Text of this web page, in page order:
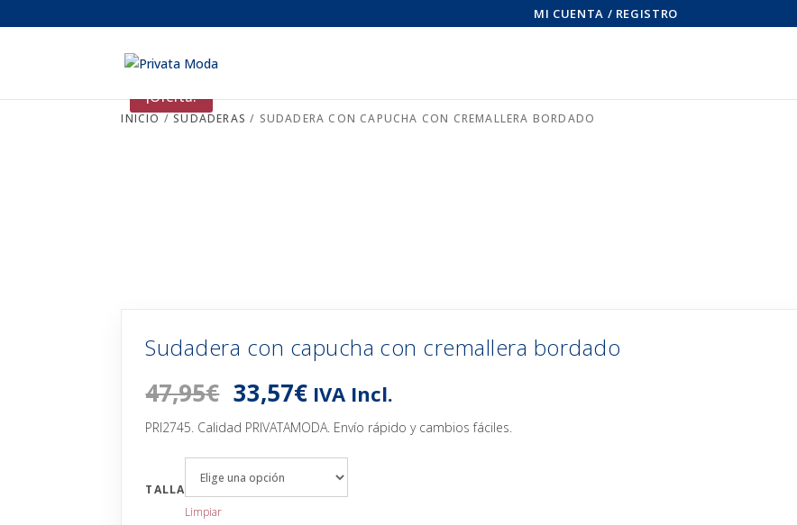
MI CUENTA / REGISTRO
INICIO /SUDADERAS / SUDADERA CON CAPUCHA CON CREMALLERA BORDADO
¡Oferta!
Sudadera con capucha con cremallera bordado
47,95€ El
precio
original
era:
47,95€.
33,57€El
precio
actual
es:
33,57€.
IVA Incl.
PRI2745. Calidad PRIVATAMODA. Envío rápido y cambios fáciles.
TALLA
Limpiar